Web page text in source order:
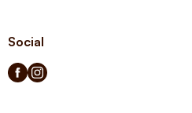
Social